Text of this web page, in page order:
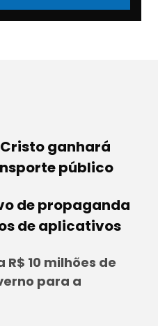
ganhará
público
de propaganda
de aplicativos
10 milhões de
para a